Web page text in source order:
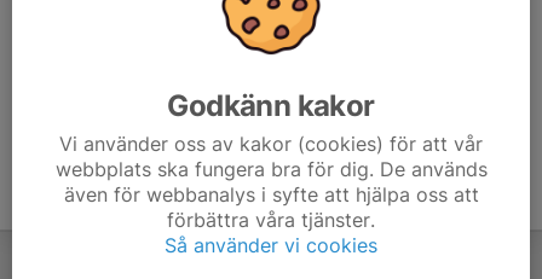
e.tandrup@hotmail.com
Godkänn kakor
Vi använder oss av kakor (cookies) för att vår
webbplats ska fungera bra för dig. De används
även för webbanalys i syfte att hjälpa oss att
förbättra våra tjänster.
Så använder vi cookies